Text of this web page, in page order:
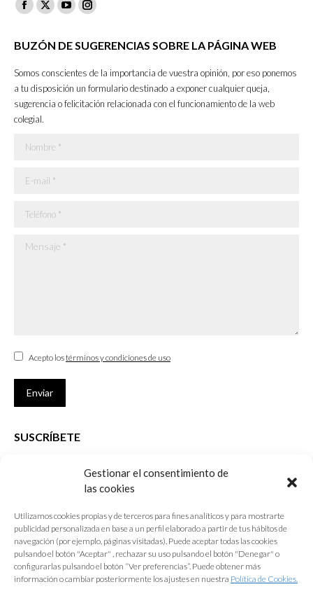
Gestionar el consentimiento de
las cookies
Utilizamos cookies propias y de terceros para fines analíticos y para mostrarte
publicidad personalizada en base a un perfil elaborado a partir de tus hábitos de
navegación (por ejemplo, páginas visitadas). Puede aceptar todas las cookies
pulsando el botón "Aceptar" , rechazar su uso pulsando el botón "Denegar" o
configurarlas pulsando el botón “Ver preferencias”. Puede obtener más
información o cambiar posteriormente los ajustes en nuestra Política de Cookies.
Facebook
opens
new
window
X
opens
new
window
YouTube
opens
new
window
Instagram
opens
in
new
window
BUZÓN DE SUGERENCIAS SOBRE LA PÁGINA WEB
Somos conscientes de la importancia de vuestra opinión, por eso ponemos
a tu disposición un formulario destinado a exponer cualquier queja,
sugerencia o felicitación relacionada con el funcionamiento de la web
colegial.
Nombre *
E-mail *
Teléfono *
Mensaje *
Acepto lostérminos y condiciones de uso
Enviar
SUSCRÍBETE
que desarrolla el Colegio de Arquitectos de Cádiz
E-mail *
Acepto lostérminos y condiciones de uso